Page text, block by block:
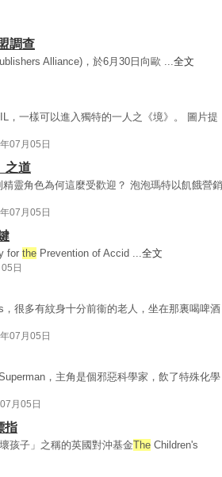
調查
Alliance)，於6月30日向歐 ...全文
，一樣可以進入獨特的一人之《境》。 圖片提
07月05日
之道
精靈角色為何這麼受歡迎？ 泡泡瑪特以飢餓營銷
07月05日
for the Prevention of Accid ...全文
日
，很多有紋身十分前衞的老人，坐在那裏喝啤酒
07月05日
，主角是個邪惡科學家，飲了特殊化學
月05日
指
孩子」之稱的英國對沖基金The Children's